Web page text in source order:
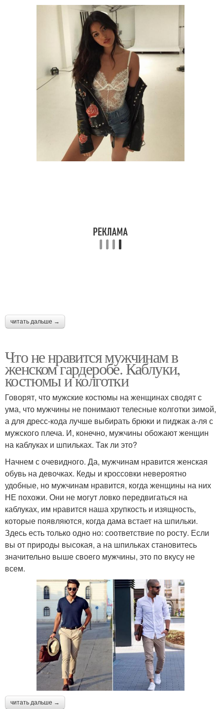
читать дальше →
Что не нравится мужчинам в
женском гардеробе. Каблуки,
костюмы и колготки
Говорят, что мужские костюмы на женщинах сводят с
ума, что мужчины не понимают телесные колготки зимой,
а для дресс-кода лучше выбирать брюки и пиджак а-ля с
мужского плеча. И, конечно, мужчины обожают женщин
на каблуках и шпильках. Так ли это?
Начнем с очевидного. Да, мужчинам нравится женская
обувь на девочках. Кеды и кроссовки невероятно
удобные, но мужчинам нравится, когда женщины на них
НЕ похожи. Они не могут ловко передвигаться на
каблуках, им нравится наша хрупкость и изящность,
которые появляются, когда дама встает на шпильки.
Здесь есть только одно но: соответствие по росту. Если
вы от природы высокая, а на шпильках становитесь
значительно выше своего мужчины, это по вкусу не
всем.
читать дальше →